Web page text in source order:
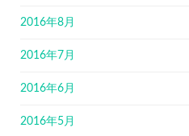
2016年8月
2016年7月
2016年6月
2016年5月